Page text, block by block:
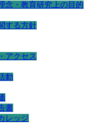
念・教育研究上の目的
する方針
アクセス
動
書
レッジ